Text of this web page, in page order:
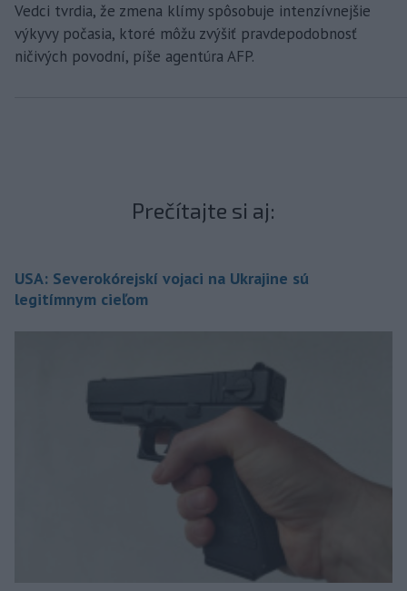
Vedci tvrdia, že zmena klímy spôsobuje intenzívnejšie
výkyvy počasia, ktoré môžu zvýšiť pravdepodobnosť
ničivých povodní, píše agentúra AFP.
Prečítajte si aj:
USA: Severokórejskí vojaci na Ukrajine sú
legitímnym cieľom